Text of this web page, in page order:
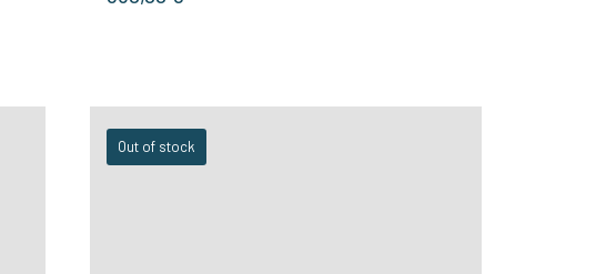
Out of stock